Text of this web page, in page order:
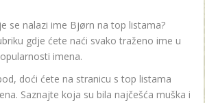
se nalazi ime Bjørn na top listama?
gdje ćete naći svako traženo ime u
imena.
doći ćete na stranicu s top listama
Saznajte koja su bila najčešća muška i